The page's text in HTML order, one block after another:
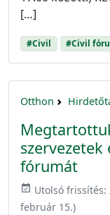
[…]
#Civil #Civil
Otthon
fórumát
event_available Utolsó frissítés:
február 15.)